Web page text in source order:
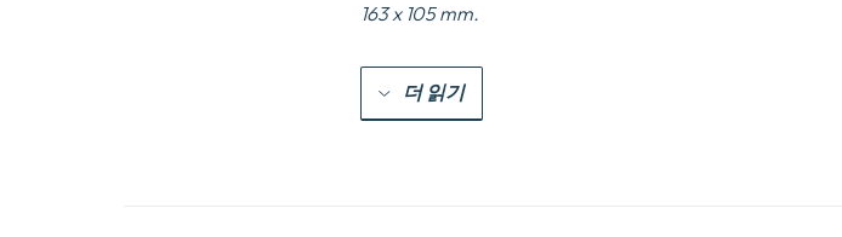
163 x 105 mm.
더 읽기